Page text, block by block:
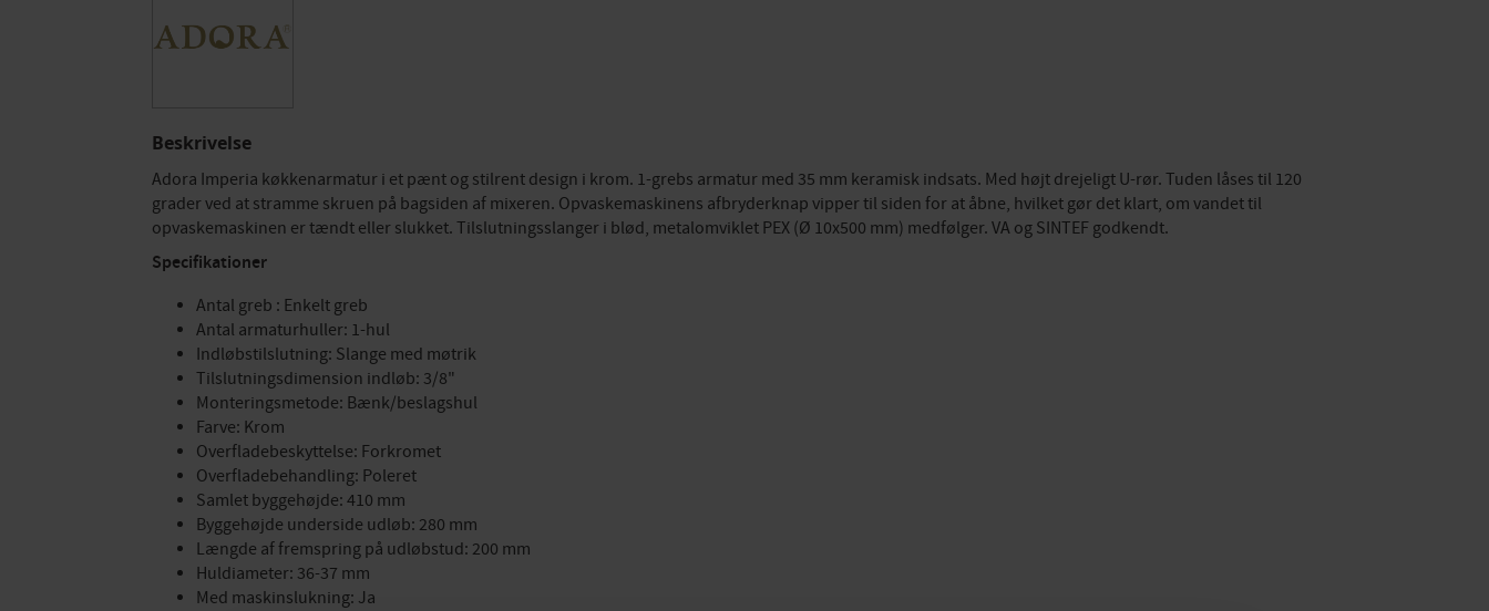
Beskrivelse
Adora Imperia køkkenarmatur i et pænt og stilrent design i krom. 1-grebs armatur med 35 mm keramisk indsats. Med højt drejeligt U-rør. Tuden låses til 120
grader ved at stramme skruen på bagsiden af mixeren. Opvaskemaskinens afbryderknap vipper til siden for at åbne, hvilket gør det klart, om vandet til
opvaskemaskinen er tændt eller slukket. Tilslutningsslanger i blød, metalomviklet PEX (Ø 10x500 mm) medfølger. VA og SINTEF godkendt.
Specifikationer
Antal greb : Enkelt greb
Antal armaturhuller: 1-hul
Indløbstilslutning: Slange med møtrik
Tilslutningsdimension indløb: 3/8"
Monteringsmetode: Bænk/beslagshul
Farve: Krom
Overfladebeskyttelse: Forkromet
Overfladebehandling: Poleret
Samlet byggehøjde: 410 mm
Byggehøjde underside udløb: 280 mm
Længde af fremspring på udløbstud: 200 mm
Huldiameter: 36-37 mm
Med maskinslukning: Ja